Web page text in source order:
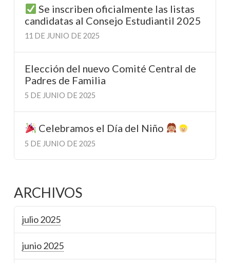
Se inscriben oficialmente las listas
candidatas al Consejo Estudiantil 2025
11 DE JUNIO DE 2025
Elección del nuevo Comité Central de
Padres de Familia
5 DE JUNIO DE 2025
Celebramos el Día del Niño
5 DE JUNIO DE 2025
ARCHIVOS
julio 2025
junio 2025